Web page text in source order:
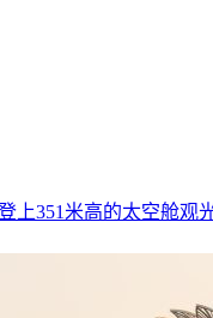
351米高的太空舱